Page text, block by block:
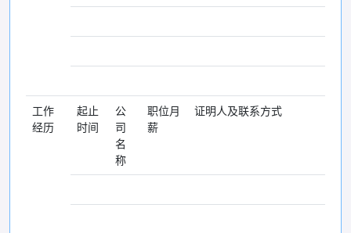
工作
经历
起止
时间
公
司
名
称
职位月
薪
证明人及联系方式